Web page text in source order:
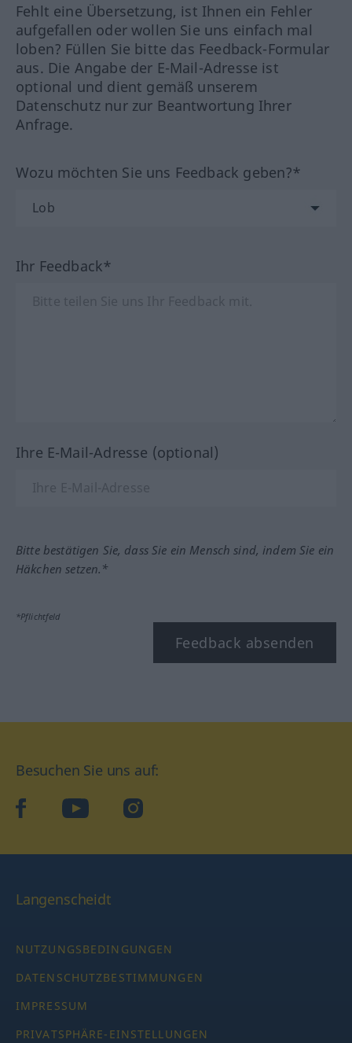
Fehlt eine Übersetzung, ist Ihnen ein Fehler
aufgefallen oder wollen Sie uns einfach mal
loben? Füllen Sie bitte das Feedback-Formular
aus. Die Angabe der E-Mail-Adresse ist
optional und dient gemäß unserem
Datenschutz nur zur Beantwortung Ihrer
Anfrage.
Wozu möchten Sie uns Feedback geben?*
Ihr Feedback*
Ihre E-Mail-Adresse (optional)
Bitte bestätigen Sie, dass Sie ein Mensch sind, indem Sie ein
Häkchen setzen.*
*Pflichtfeld
Feedback absenden
Besuchen Sie uns auf:
facebookYouTube Instagram
Langenscheidt
NUTZUNGSBEDINGUNGEN
DATENSCHUTZBESTIMMUNGEN
IMPRESSUM
PRIVATSPHÄRE-EINSTELLUNGEN